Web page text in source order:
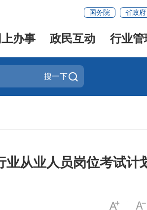
国务院 省政府
上办事 政民互动 行业管
搜一下
从业人员岗位考试计